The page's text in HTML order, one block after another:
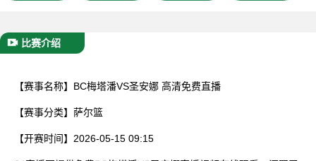
比赛介绍
【赛事名称】 BC梅塔潘VS圣安娜 高清免费直播
【赛事分类】 萨尔篮
【开赛时间】 2026-05-15 09:15